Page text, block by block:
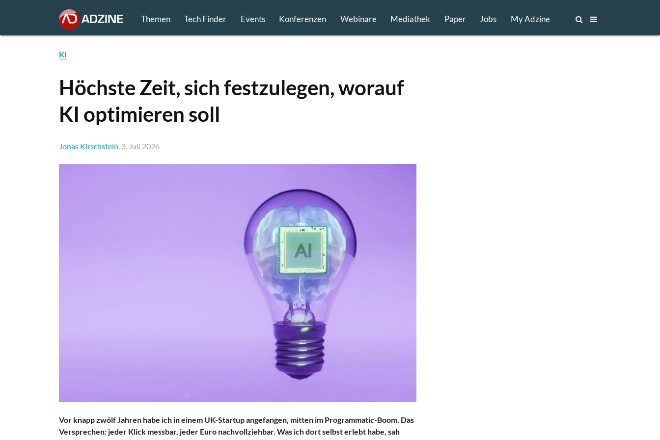
Themen Tech Finder Events Konferenzen Webinare Mediathek Paper Jobs My Adzine
KI
Höchste Zeit, sich festzulegen, worauf
KI optimieren soll
Jonas Kirschstein, 3. Juli 2026
Vor knapp zwölf Jahren habe ich in einem UK-Startup angefangen, mitten im Programmatic-Boom. Das
Versprechen: jeder Klick messbar, jeder Euro nachvollziehbar. Was ich dort selbst erlebt habe, sah